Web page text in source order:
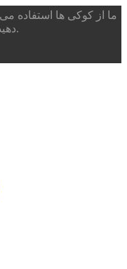
ما از کوکی ها استفاده
دهید، فرض می کنیم که از آن راضی هستید.